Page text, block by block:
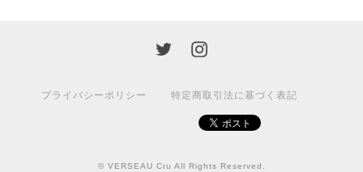
プライバシーポリシー 特定商取引法に基づく表記
© VERSEAU Cru All Rights Reserved.